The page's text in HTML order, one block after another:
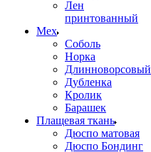
Лен
принтованный
Мех
Соболь
Норка
Длинноворсовый
Дубленка
Кролик
Барашек
Плащевая ткань
Дюспо матовая
Дюспо Бондинг